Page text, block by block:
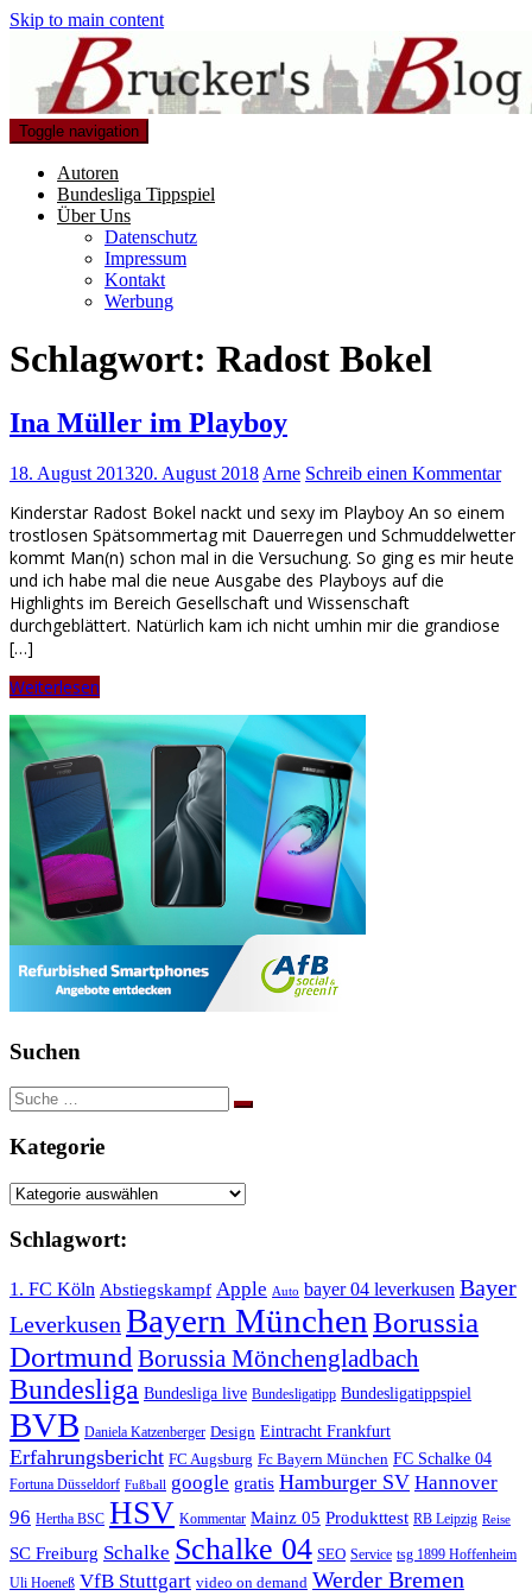
Skip to main content
Toggle navigation
Autoren
Bundesliga Tippspiel
Über Uns
Datenschutz
Impressum
Kontakt
Werbung
Schlagwort: Radost Bokel
Ina Müller im Playboy
18. August 201320. August 2018 Arne Schreib einen Kommentar
Kinderstar Radost Bokel nackt und sexy im Playboy An so einem
trostlosen Spätsommertag mit Dauerregen und Schmuddelwetter
kommt Man(n) schon mal in die Versuchung. So ging es mir heute
und ich habe mal die neue Ausgabe des Playboys auf die
Highlights im Bereich Gesellschaft und Wissenschaft
durchgeblättert. Natürlich kam ich nicht umhin mir die grandiose
[…]
Weiterlesen
Suchen
Suche
nach:
Kategorie
Kategorie
Schlagwort:
1. FC Köln Abstiegskampf Apple Auto bayer 04 leverkusen Bayer
Leverkusen Bayern München Borussia
Dortmund Borussia Mönchengladbach
Bundesliga Bundesliga live Bundesligatipp Bundesligatippspiel
BVB Daniela Katzenberger Design Eintracht Frankfurt
Erfahrungsbericht FC Augsburg Fc Bayern München FC Schalke 04
Fortuna Düsseldorf Fußball google gratis Hamburger SV Hannover
96 Hertha BSC HSV Kommentar Mainz 05 Produkttest RB Leipzig Reise
SC Freiburg Schalke Schalke 04 SEO Service tsg 1899 Hoffenheim
Uli Hoeneß VfB Stuttgart video on demand Werder Bremen